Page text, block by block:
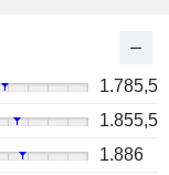
1.785,5
1.855,5
1.886